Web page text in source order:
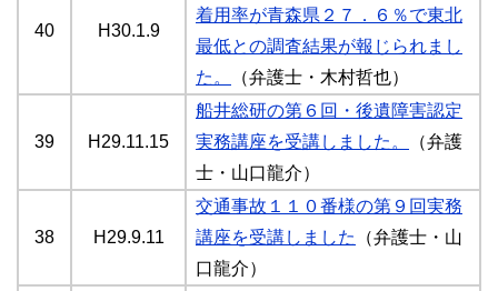
40 H30.1.9
着用率が青森県２７．６％で東北
最低との調査結果が報じられまし
た。
（弁護士・木村哲也）
39 H29.11.15
船井総研の第６回・後遺障害認定
実務講座を受講しました。
（弁護
士・山口龍介）
38 H29.9.11
交通事故１１０番様の第９回実務
講座を受講しました
（弁護士・山
口龍介）